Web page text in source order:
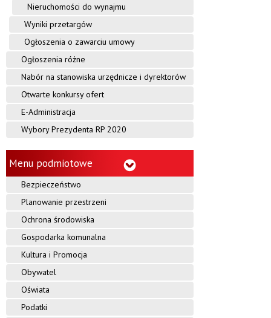
Nieruchomości do wynajmu
Wyniki przetargów
Ogłoszenia o zawarciu umowy
Ogłoszenia różne
Nabór na stanowiska urzędnicze i dyrektorów
Otwarte konkursy ofert
E-Administracja
Wybory Prezydenta RP 2020
Menu podmiotowe
Bezpieczeństwo
Planowanie przestrzeni
Ochrona środowiska
Gospodarka komunalna
Kultura i Promocja
Obywatel
Oświata
Podatki